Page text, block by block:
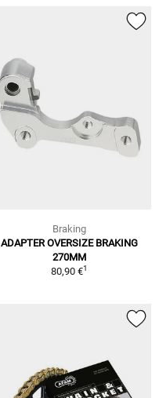
Braking
ADAPTER OVERSIZE BRAKING
270MM
80,90 €1